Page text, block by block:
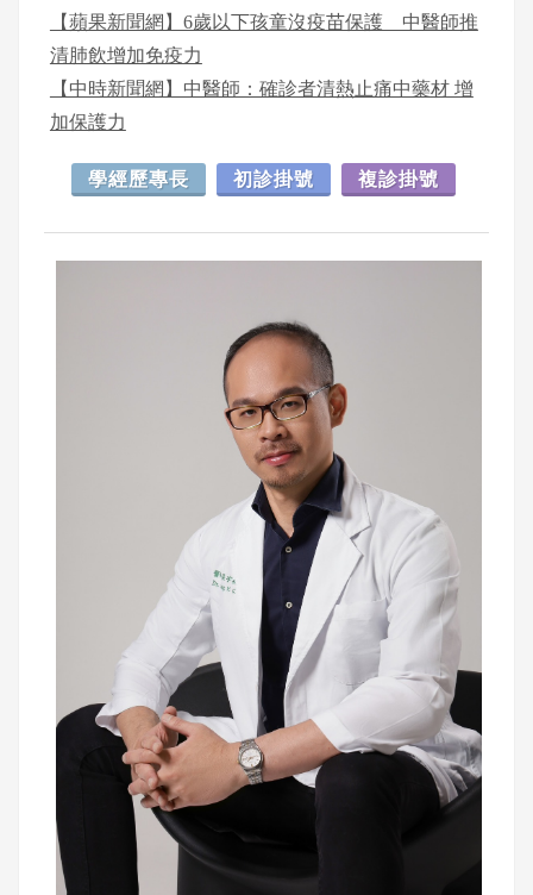
【蘋果新聞網】6歲以下孩童沒疫苗保護 中醫師推
清肺飲增加免疫力
【中時新聞網】中醫師：確診者清熱止痛中藥材 增
加保護力
學經歷專長 初診掛號 複診掛號